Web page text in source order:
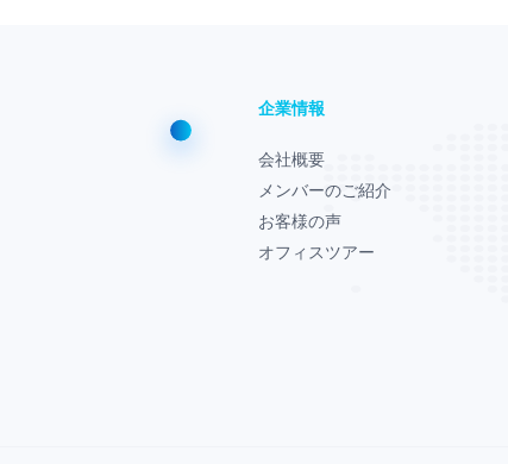
企業情報
会社概要
メンバーのご紹介
お客様の声
オフィスツアー